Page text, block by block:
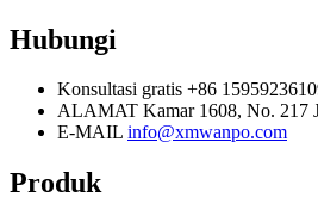
Hubungi
Konsultasi gratis +86
ALAMAT Kamar 1608, No. 217
E-MAIL info@xmwanpo.com
Produk